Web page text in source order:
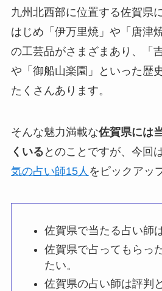
九州北西部に位置する佐賀県
はじめ「伊万里焼」や「唐津
の工芸品がさまざまあり、「
や「御船山楽園」といった歴
たくさんあります。
そんな魅力満載な佐賀県には
くいる とのことですが、今回
気の占い師15人 をピックアッ
佐賀県で当たる占い師
佐賀県で占ってもらっ
たい。
佐賀県の占い師は評判